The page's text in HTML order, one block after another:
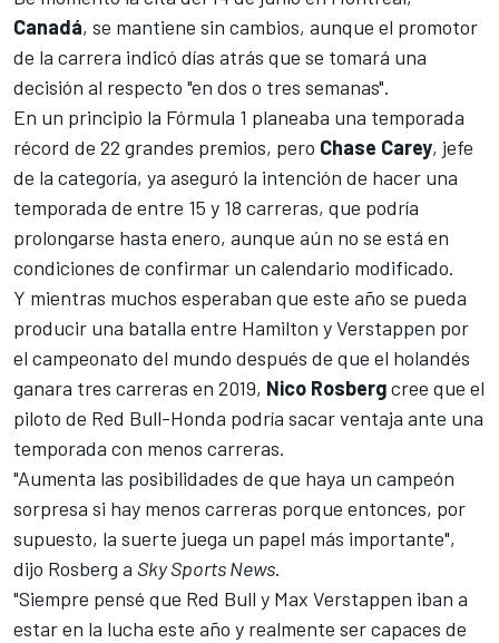
Canadá, se mantiene sin cambios, aunque el promotor
de la carrera indicó días atrás que se tomará una
decisión al respecto "en dos o tres semanas".
En un principio la Fórmula 1 planeaba una temporada
récord de 22 grandes premios, pero Chase Carey, jefe
de la categoría, ya aseguró la intención de hacer una
temporada de entre 15 y 18 carreras, que podría
prolongarse hasta enero, aunque aún no se está en
condiciones de confirmar un calendario modificado.
Y mientras muchos esperaban que este año se pueda
producir una batalla entre Hamilton yVerstappen por
el campeonato del mundo después de que el holandés
ganara tres carreras en 2019, Nico Rosbergcree que el
piloto de Red Bull-Honda podría sacar ventaja ante una
temporada con menos carreras.
"Aumenta las posibilidades de que haya un campeón
sorpresa si hay menos carreras porque entonces, por
supuesto, la suerte juega un papel más importante",
dijo Rosberg a Sky Sports News.
"Siempre pensé que Red Bull y Max Verstappen iban a
estar en la lucha este año y realmente ser capaces de